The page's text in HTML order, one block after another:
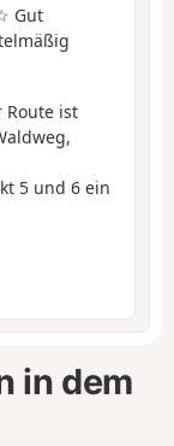
Gut
Route ist
5 und 6 ein
in dem